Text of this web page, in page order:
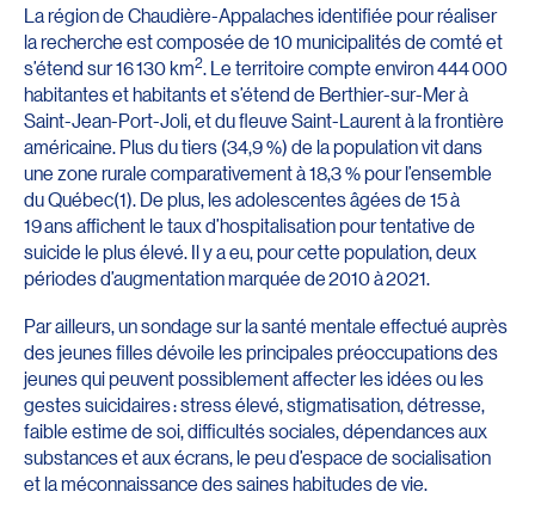
La région de Chaudière-Appalaches identifiée pour réaliser
la recherche est composée de 10 municipalités de comté et
s’étend sur 16 130 km2. Le territoire compte environ 444 000
habitantes et habitants et s’étend de Berthier-sur-Mer à
Saint-Jean-Port-Joli, et du fleuve Saint-Laurent à la frontière
américaine. Plus du tiers (34,9 %) de la population vit dans
une zone rurale comparativement à 18,3 % pour l’ensemble
du Québec(1). De plus, les adolescentes âgées de 15 à
19 ans affichent le taux d’hospitalisation pour tentative de
suicide le plus élevé. Il y a eu, pour cette population, deux
périodes d’augmentation marquée de 2010 à 2021.
Par ailleurs, un sondage sur la santé mentale effectué auprès
des jeunes filles dévoile les principales préoccupations des
jeunes qui peuvent possiblement affecter les idées ou les
gestes suicidaires : stress élevé, stigmatisation, détresse,
faible estime de soi, difficultés sociales, dépendances aux
substances et aux écrans, le peu d’espace de socialisation
et la méconnaissance des saines habitudes de vie.